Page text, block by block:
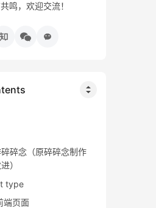
鸣，欢迎交流！
碎念（原碎碎念制作
）
type
端页面